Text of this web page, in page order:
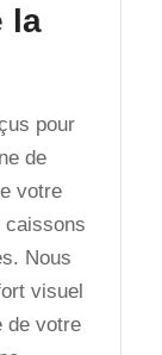
la
pour
de
votre
caissons
Nous
visuel
de votre